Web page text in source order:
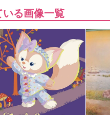
いる画像一覧